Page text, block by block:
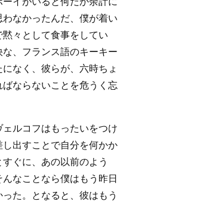
なかったんだ、僕が着い
々として食事をしてい
、フランス語のキーキー
なく、彼らが、六時ちょ
ならないことを危うく忘
ルコフはもったいをつけ
出すことで自分を何かか
ぐに、あの以前のよう
なことなら僕はもう昨日
た。となると、彼はもう